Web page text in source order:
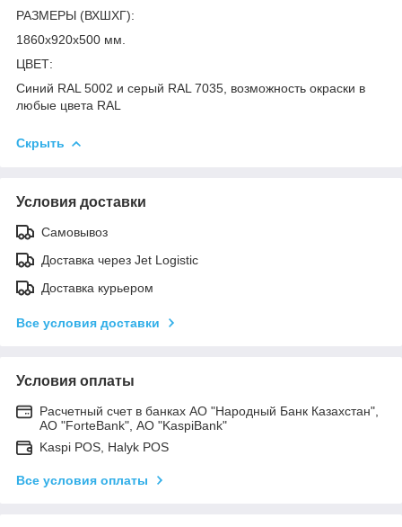
РАЗМЕРЫ (ВХШХГ):
1860х920х500 мм.
ЦВЕТ:
Синий RAL 5002 и серый RAL 7035, возможность окраски в
любые цвета RAL
Скрыть
Условия доставки
Самовывоз
Доставка через Jet Logistic
Доставка курьером
Все условия доставки
Условия оплаты
Расчетный счет в банках АО "Народный Банк Казахстан",
АО "ForteBank", АО "KaspiBank"
Kaspi POS, Halyk POS
Все условия оплаты